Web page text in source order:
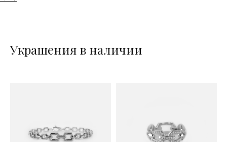
Украшения в наличии